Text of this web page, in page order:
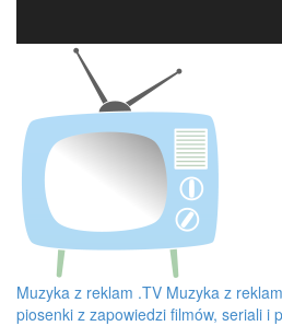
Muzyka z reklam .TV Muzyka z
piosenki z zapowiedzi filmów, seriali i